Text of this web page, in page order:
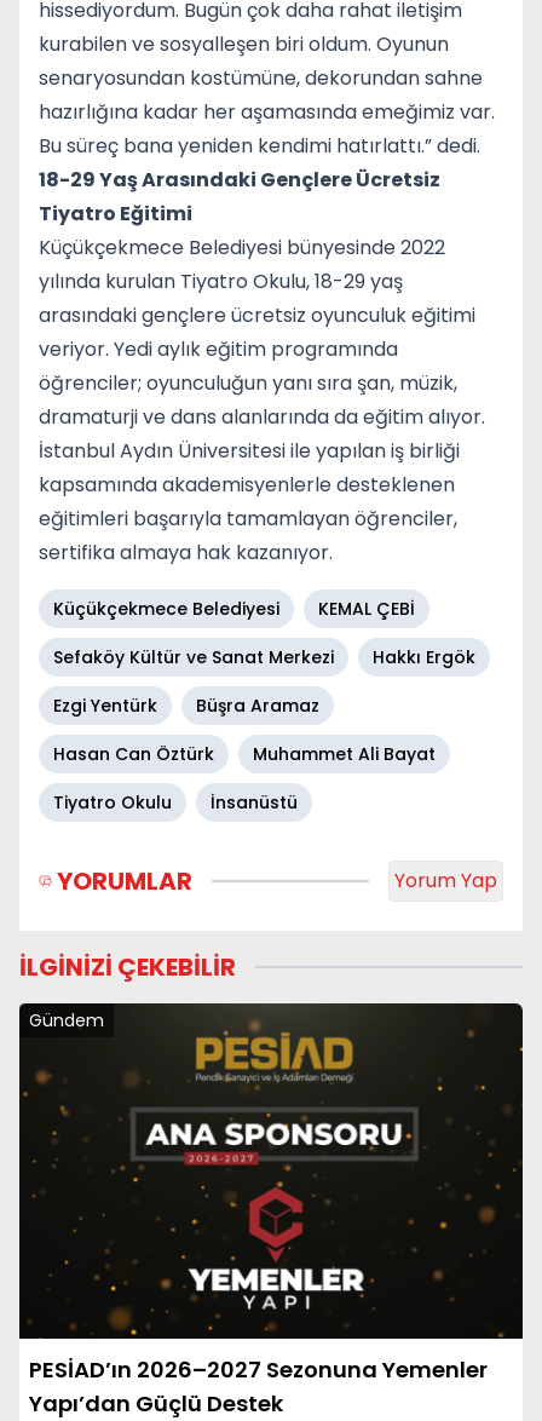
hissediyordum. Bugün çok daha rahat iletişim
kurabilen ve sosyalleşen biri oldum. Oyunun
senaryosundan kostümüne, dekorundan sahne
hazırlığına kadar her aşamasında emeğimiz var.
Bu süreç bana yeniden kendimi hatırlattı.” dedi.
18-29 Yaş Arasındaki Gençlere Ücretsiz
Tiyatro Eğitimi
Küçükçekmece Belediyesi bünyesinde 2022
yılında kurulan Tiyatro Okulu, 18-29 yaş
arasındaki gençlere ücretsiz oyunculuk eğitimi
veriyor. Yedi aylık eğitim programında
öğrenciler; oyunculuğun yanı sıra şan, müzik,
dramaturji ve dans alanlarında da eğitim alıyor.
İstanbul Aydın Üniversitesi ile yapılan iş birliği
kapsamında akademisyenlerle desteklenen
eğitimleri başarıyla tamamlayan öğrenciler,
sertifika almaya hak kazanıyor.
Küçükçekmece Belediyesi
KEMAL ÇEBİ
Sefaköy Kültür ve Sanat Merkezi
Hakkı Ergök
Ezgi Yentürk
Büşra Aramaz
Hasan Can Öztürk
Muhammet Ali Bayat
Tiyatro Okulu
İnsanüstü
YORUMLAR Yorum Yap
İLGİNİZİ ÇEKEBİLİR
Gündem
PESİAD’ın 2026–2027 Sezonuna Yemenler
Yapı’dan Güçlü Destek